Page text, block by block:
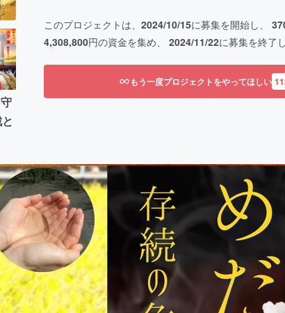
このプロジェクトは、 2024/10/15に募集を開始し、
4,308,800円の資金を集め、 2024/11/22に募集を終了
もう一度プロジェクトをやってほしい